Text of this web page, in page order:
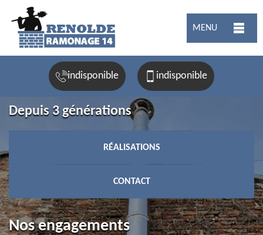
MENU
indisponible indisponible
Depuis 3 générations
RÉALISATIONS
CONTACT
Nos engagements